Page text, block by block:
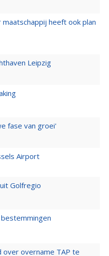
heeft ook plan
Leipzig
fase van groei'
Airport
Golfregio
overname TAP te